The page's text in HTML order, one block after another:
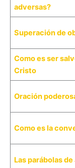
adversas?
Superación de
Como es ser
Cristo
Oración
Como es la
Las parábolas